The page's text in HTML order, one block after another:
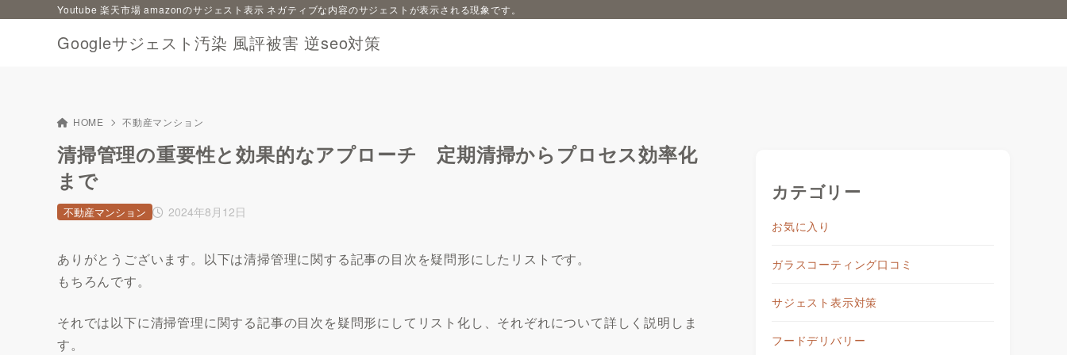
Googleサジェスト汚染 風評被害 逆seo対策
Youtube 楽天市場 amazonのサジェスト表示 ネガティブな内容のサジェストが表示される現象です。
HOME 不動産マンション
清掃管理の重要性と効果的なアプローチ 定期清掃からプロセス効率化
まで
2024年8月12日
不動産マンション
ありがとうございます。以下は清掃管理に関する記事の目次を疑問形にしたリストです。
もちろんです。
それでは以下に清掃管理に関する記事の目次を疑問形にしてリスト化し、それぞれについて詳しく説明しま
す。
カテゴリー
お気に入り
ガラスコーティング口コミ
サジェスト表示対策
フードデリバリー